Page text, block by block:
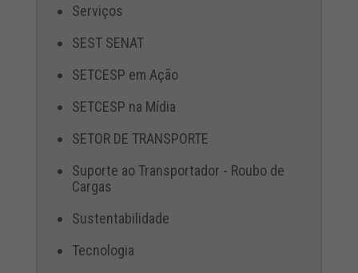
Serviços
SEST SENAT
SETCESP em Ação
SETCESP na Mídia
SETOR DE TRANSPORTE
Suporte ao Transportador - Roubo de
Cargas
Sustentabilidade
Tecnologia